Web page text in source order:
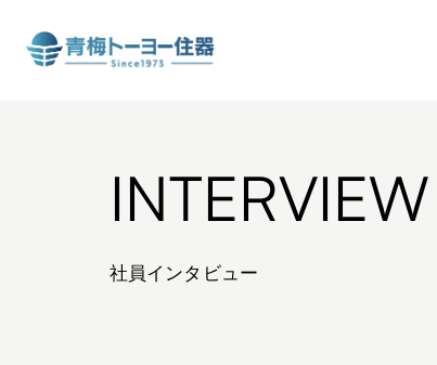
INTERVIEW
社員インタビュー